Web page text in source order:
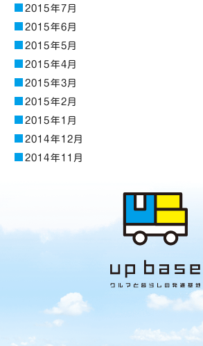
2015年7月
2015年6月
2015年5月
2015年4月
2015年3月
2015年2月
2015年1月
2014年12月
2014年11月